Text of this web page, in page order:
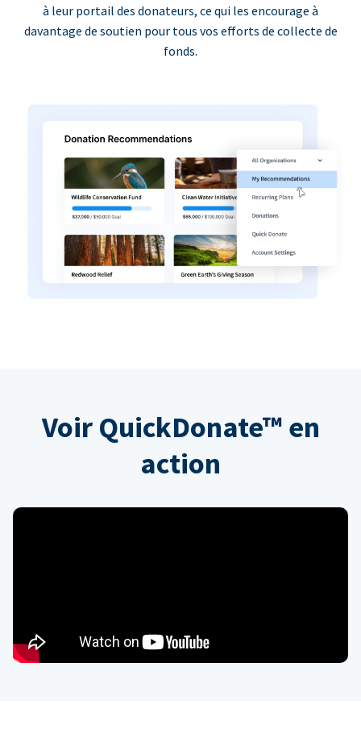
à leur portail des donateurs, ce qui les encourage à
davantage de soutien pour tous vos efforts de collecte de
fonds.
Voir QuickDonate™ en
action